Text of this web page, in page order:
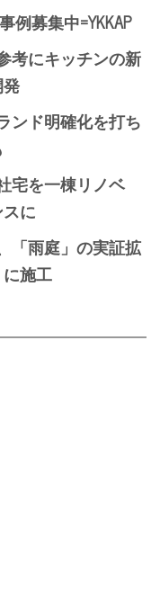
例募集中=YKKAP
考にキッチンの新
ンド明確化を打ち
宅を一棟リノベ
に
「雨庭」の実証拡
施工